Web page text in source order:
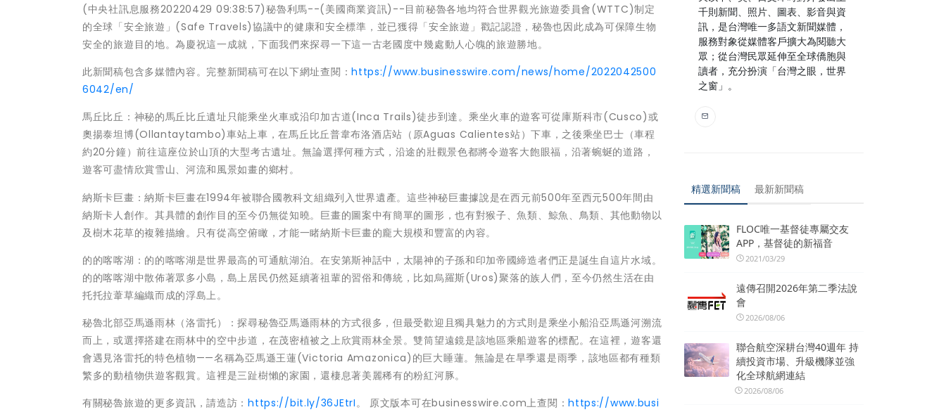
(中央社訊息服務20220429 09:38:57)秘魯利馬--(美國商業資訊)--目前秘魯各地均符合世界觀光旅遊委員會(WTTC)制定
的全球「安全旅遊」(Safe Travels)協議中的健康和安全標準，並已獲得「安全旅遊」戳記認證，秘魯也因此成為可保障生物
安全的旅遊目的地。為慶祝這一成就，下面我們來探尋一下這一古老國度中幾處動人心魄的旅遊勝地。
此新聞稿包含多媒體內容。完整新聞稿可在以下網址查閱：https://www.businesswire.com/news/home/2022042500
6042/en/
馬丘比丘：神秘的馬丘比丘遺址只能乘坐火車或沿印加古道(Inca Trails)徒步到達。乘坐火車的遊客可從庫斯科市(Cusco)或
奧揚泰坦博(Ollantaytambo)車站上車，在馬丘比丘普韋布洛酒店站（原Aguas Calientes站）下車，之後乘坐巴士（車程
約20分鐘）前往這座位於山頂的大型考古遺址。無論選擇何種方式，沿途的壯觀景色都將令遊客大飽眼福，沿著蜿蜒的道路，
遊客可盡情欣賞雪山、河流和風景如畫的鄉村。
納斯卡巨畫：納斯卡巨畫在1994年被聯合國教科文組織列入世界遺產。這些神秘巨畫據說是在西元前500年至西元500年間由
納斯卡人創作。其具體的創作目的至今仍無從知曉。巨畫的圖案中有簡單的圖形，也有對猴子、魚類、鯨魚、鳥類、其他動物以
及樹木花草的複雜描繪。只有從高空俯瞰，才能一睹納斯卡巨畫的龐大規模和豐富的內容。
的的喀喀湖：的的喀喀湖是世界最高的可通航湖泊。在安第斯神話中，太陽神的子孫和印加帝國締造者們正是誕生自這片水域。
的的喀喀湖中散佈著眾多小島，島上居民仍然延續著祖輩的習俗和傳統，比如烏羅斯(Uros)聚落的族人們，至今仍然生活在由
托托拉葦草編織而成的浮島上。
秘魯北部亞馬遜雨林（洛雷托）：探尋秘魯亞馬遜雨林的方式很多，但最受歡迎且獨具魅力的方式則是乘坐小船沿亞馬遜河溯流
而上，或選擇搭建在雨林中的空中步道，在茂密植被之上欣賞雨林全景。雙筒望遠鏡是該地區乘船遊客的標配。在這裡，遊客還
會遇見洛雷托的特色植物——名稱為亞馬遜王蓮(Victoria Amazonica)的巨大睡蓮。無論是在旱季還是雨季，該地區都有種類
繁多的動植物供遊客觀賞。這裡是三趾樹懶的家園，還棲息著美麗稀有的粉紅河豚。
有關秘魯旅遊的更多資訊，請造訪：https://bit.ly/36JEtrI。 原文版本可在businesswire.com上查閱：https://www.busi
千則新聞、照片、圖表、影音與資
訊，是台灣唯一多語文新聞媒體，
服務對象從媒體客戶擴大為閱聽大
眾；從台灣民眾延伸至全球僑胞與
讀者，充分扮演「台灣之眼，世界
之窗」。
精選新聞稿 最新新聞稿
FLOC唯一基督徒專屬交友
APP，基督徒的新福音
2021/03/29
遠傳召開2026年第二季法說
會
2026/08/06
聯合航空深耕台灣40週年 持
續投資市場、升級機隊並強
化全球航網連結
2026/08/06